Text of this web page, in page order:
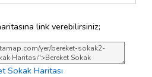
link verebilirsiniz;
Sokak Haritası